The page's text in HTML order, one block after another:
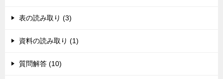
表の読み取り (3)
資料の読み取り (1)
質問解答 (10)